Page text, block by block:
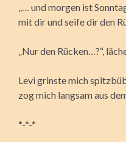
„… und morgen ist
mit dir und seife dir den
„Nur den Rücken…?“,
Levi grinste mich
zog mich langsam aus
*-*-*